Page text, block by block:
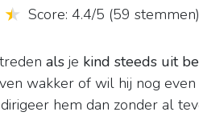
Score: 4.4/5 (59 stemmen)
als je kind steeds uit
wakker of wil hij nog
hem dan zonder al